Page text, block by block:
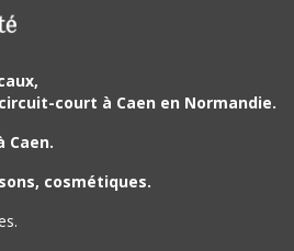
court à Caen en Normandie.
Caen.
cosmétiques.